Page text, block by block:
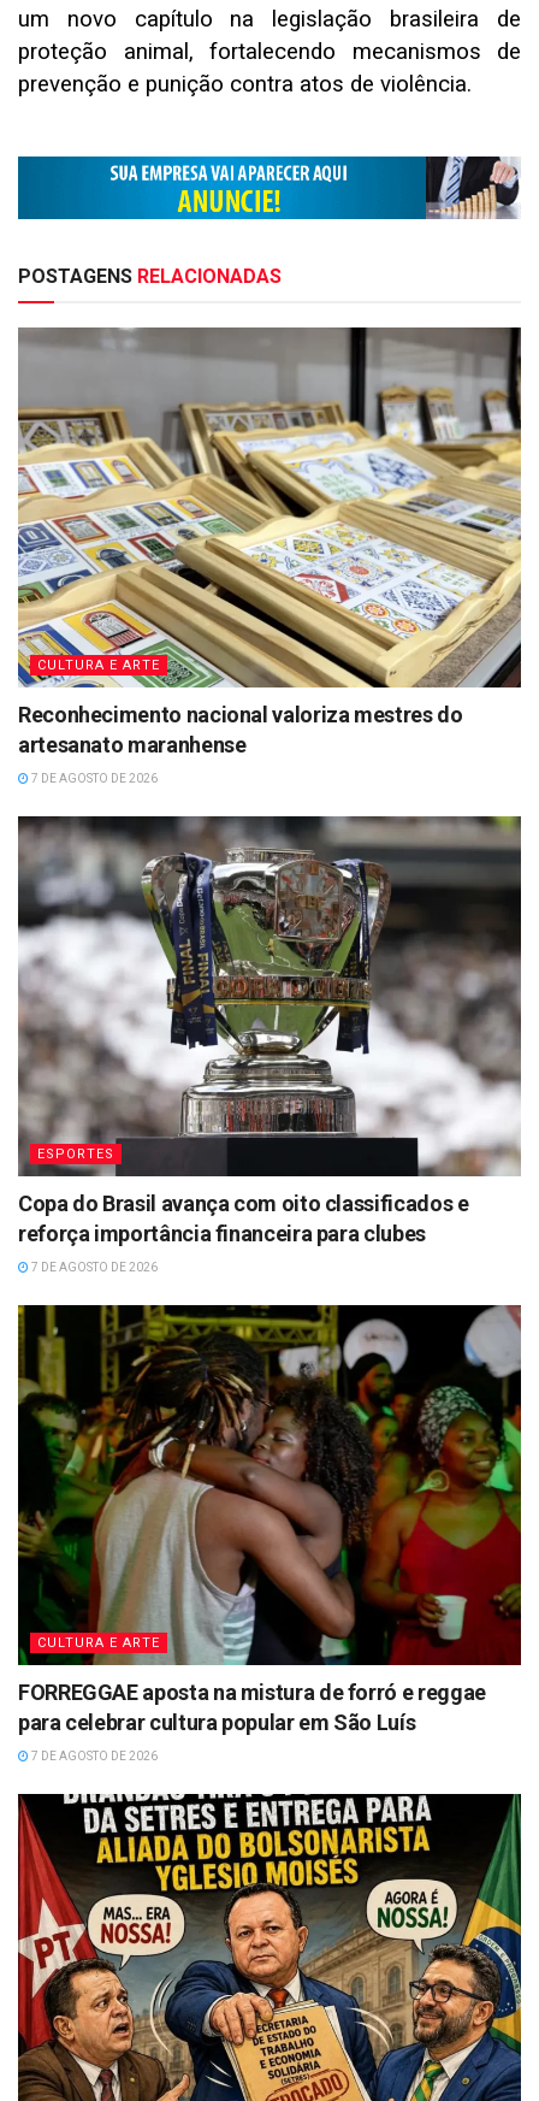
um novo capítulo na legislação brasileira de
proteção animal, fortalecendo mecanismos de
prevenção e punição contra atos de violência.
POSTAGENS RELACIONADAS
CULTURA E ARTE
Reconhecimento nacional valoriza mestres do
artesanato maranhense
7 DE AGOSTO DE 2026
ESPORTES
Copa do Brasil avança com oito classificados e
reforça importância financeira para clubes
7 DE AGOSTO DE 2026
CULTURA E ARTE
FORREGGAE aposta na mistura de forró e reggae
para celebrar cultura popular em São Luís
7 DE AGOSTO DE 2026